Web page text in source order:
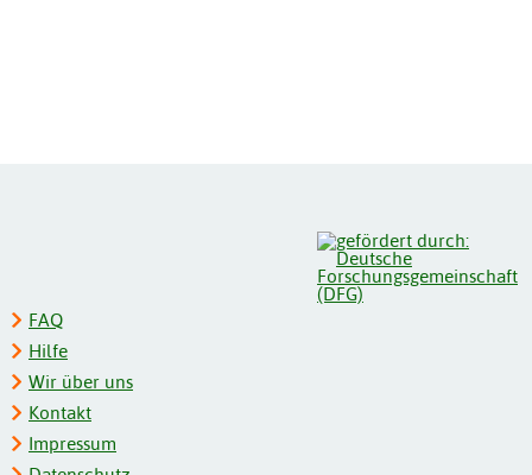
FAQ
Hilfe
Wir über uns
Kontakt
Impressum